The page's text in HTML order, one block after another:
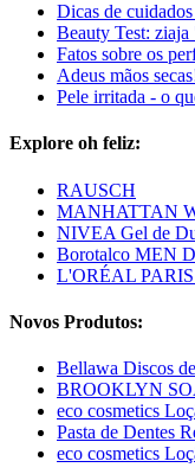
Dicas de
Beauty Test:
Fatos sobre os
Adeus mãos
Pele irritada - o
Explore oh feliz:
RAUSCH
MANHATTAN
NIVEA Gel de
Borotalco MEN
L'ORÉAL
Novos Produtos:
Bellawa Discos
BROOKLYN
eco cosmetics
Pasta de Dentes
eco cosmetics